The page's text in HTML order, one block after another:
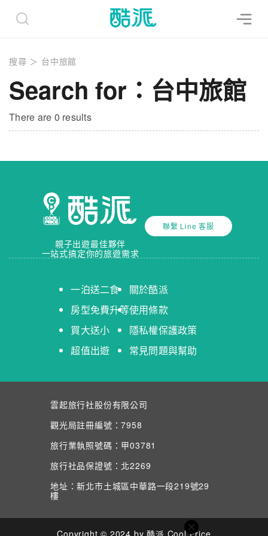
搜尋 ＞ 台中旅館
Search for：台中旅館
There are 0 results
親子出遊最佳夥伴
一站式搞定你的旅遊需求
聯繫 Line 客服
一泊送二食
房型免費升等
買大送小
超值出遊
關於酷派
使用條款
隱私權保護政策
常見問題與幫助
雲起旅行社股份有限公司
觀光局註冊編號：7958
旅行業執照號碼：甲03781
旅行社品保證號：北2269
地址：新北市土城區中華路一段219號29
樓
Copyright © 2024 by 酷派 Cool Price